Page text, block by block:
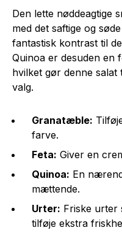
Den lette nøddeagtige
med det saftige og
fantastisk kontrast til
Quinoa er desuden en
hvilket gør denne salat
valg.
Granatæble:
farve.
Feta: Giver en
Quinoa: En
mættende.
Urter: Friske urter
tilføje ekstra